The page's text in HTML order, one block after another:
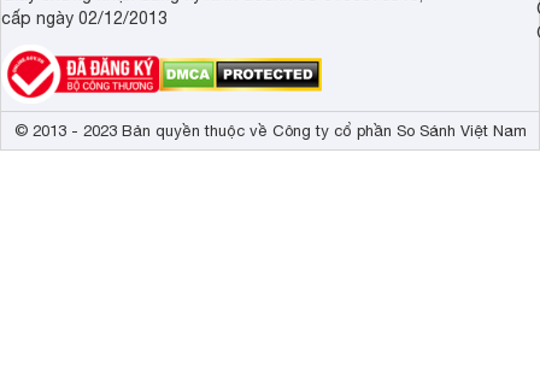
cấp ngày 02/12/2013
© 2013 - 2023 Bản quyền thuộc về Công ty cổ phần So Sánh Việt Nam